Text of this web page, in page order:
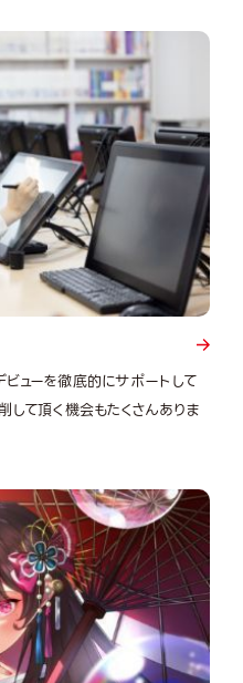
ューを徹底的にサポートして
して頂く機会もたくさんありま